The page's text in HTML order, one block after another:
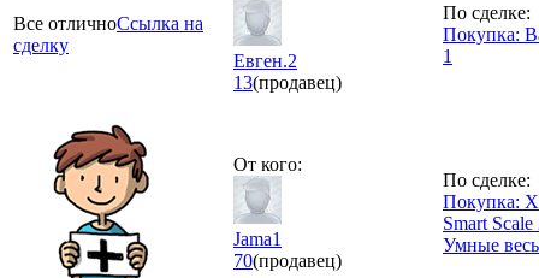
Все отличноСсылка на
сделку
Евген.2
13(продавец)
По сделке:
Покупка:
1
От кого:
Jama1
70(продавец)
По сделке:
Покупка:
Smart Scale
Умные